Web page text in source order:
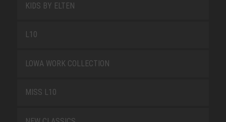
KIDS BY ELTEN
L10
LOWA WORK COLLECTION
MISS L10